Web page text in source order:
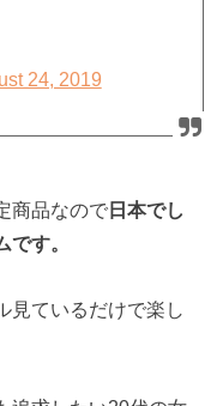
24, 2019
商品なので 日本でし
す。
見ているだけで楽し